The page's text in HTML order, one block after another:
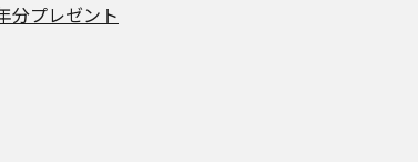
分プレゼント